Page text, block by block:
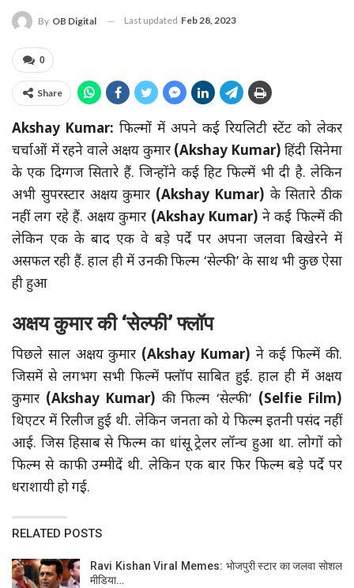
By OB Digital Last updated Feb 28, 2023
0
Share
Akshay Kumar: फिल्मों में अपने कई रियलिटी स्टेंट को लेकर
चर्चाओं में रहने वाले अक्षय कुमार (Akshay Kumar) हिंदी सिनेमा
के एक दिग्गज सितारे हैं. जिन्होंने कई हिट फिल्में भी दी है. लेकिन
अभी सुपरस्टार अक्षय कुमार (Akshay Kumar) के सितारे ठीक
नहीं लग रहे हैं. अक्षय कुमार (Akshay Kumar) ने कई फिल्में की
लेकिन एक के बाद एक वे बड़े पर्दे पर अपना जलवा बिखेरने में
असफल रही हैं. हाल ही में उनकी फिल्म ‘सेल्फी’ के साथ भी कुछ ऐसा
ही हुआ
अक्षय कुमार की ‘सेल्फी’ फ्लॉप
पिछले साल अक्षय कुमार (Akshay Kumar) ने कई फिल्में की.
जिसमें से लगभग सभी फिल्में फ्लॉप साबित हुईं. हाल ही में अक्षय
कुमार (Akshay Kumar) की फिल्म ‘सेल्फी’ (Selfie Film)
थिएटर में रिलीज हुई थी. लेकिन जनता को ये फिल्म इतनी पसंद नहीं
आई. जिस हिसाब से फिल्म का धांसू ट्रेलर लॉन्च हुआ था. लोगों को
फिल्म से काफी उम्मीदें थी. लेकिन एक बार फिर फिल्म बड़े पर्दे पर
धराशायी हो गई.
RELATED POSTS
Ravi Kishan Viral Memes: भोजपुरी स्टार का जलवा सोशल
मीडिया…